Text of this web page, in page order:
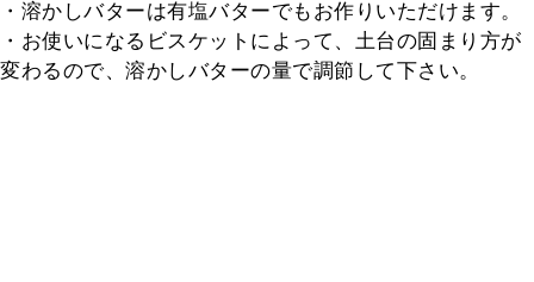
・溶かしバターは有塩バターでもお作りいただけます。
・お使いになるビスケットによって、土台の固まり方が
変わるので、溶かしバターの量で調節して下さい。